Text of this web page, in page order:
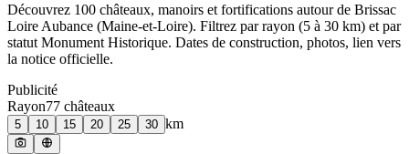
Découvrez 100 châteaux, manoirs et fortifications autour de Brissac
Loire Aubance (Maine-et-Loire). Filtrez par rayon (5 à 30 km) et par
statut Monument Historique. Dates de construction, photos, lien vers
la notice officielle.
Publicité
Rayon77 châteaux
5 10 15 20 25 30 km